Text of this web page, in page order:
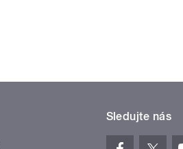
Sledujte nás